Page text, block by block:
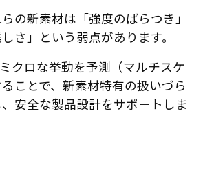
の新素材は「強度のばらつき」
さ」という弱点があります。
クロな挙動を予測（マルチスケ
ことで、新素材特有の扱いづら
安全な製品設計をサポートしま